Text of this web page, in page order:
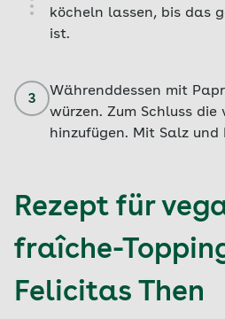
köcheln lassen, bis das
ist.
3
Währenddessen mit
würzen. Zum Schluss
hinzufügen. Mit Salz
Rezept für
fraîche-
Felicitas Then